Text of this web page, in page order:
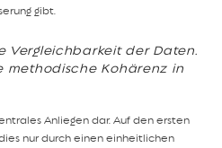
gibt.
Vergleichbarkeit der Daten.
methodische Kohärenz in
Anliegen dar. Auf den ersten
nur durch einen einheitlichen